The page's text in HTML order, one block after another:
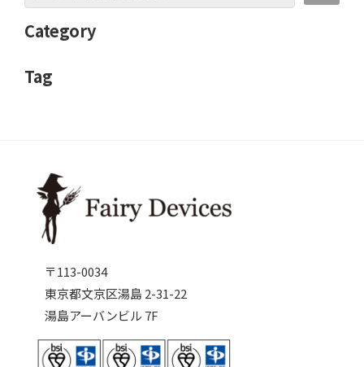
Category
Tag
〒113-0034
東京都文京区湯島 2-31-22
湯島アーバンビル 7F